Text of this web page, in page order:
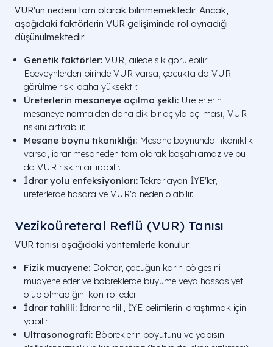
VUR'un nedeni tam olarak bilinmemektedir. Ancak,
aşağıdaki faktörlerin VUR gelişiminde rol oynadığı
düşünülmektedir:
Genetik faktörler: VUR, ailede sık görülebilir.
Ebeveynlerden birinde VUR varsa, çocukta da VUR
görülme riski daha yüksektir.
Üreterlerin mesaneye açılma şekli: Üreterlerin
mesaneye normalden daha dik bir açıyla açılması, VUR
riskini artırabilir.
Mesane boynu tıkanıklığı: Mesane boynunda tıkanıklık
varsa, idrar mesaneden tam olarak boşaltılamaz ve bu
da VUR riskini artırabilir.
İdrar yolu enfeksiyonları: Tekrarlayan İYE'ler,
üreterlerde hasara ve VUR'a neden olabilir.
Vezikoüreteral Reflü (VUR) Tanısı
VUR tanısı aşağıdaki yöntemlerle konulur:
Fizik muayene: Doktor, çocuğun karın bölgesini
muayene eder ve böbreklerde büyüme veya hassasiyet
olup olmadığını kontrol eder.
İdrar tahlili: İdrar tahlili, İYE belirtilerini araştırmak için
yapılır.
Ultrasonografi: Böbreklerin boyutunu ve yapısını